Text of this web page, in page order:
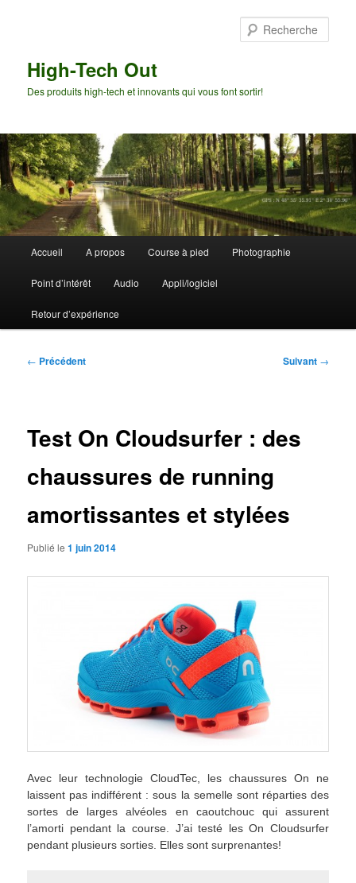
High-Tech Out
Des produits high-tech et innovants qui vous font sortir!
principal
Accueil A propos Course à pied Photographie
Point d’intérêt Audio Appli/logiciel
Retour d’expérience
Navigation
← Précédent Suivant →
Test On Cloudsurfer : des
chaussures de running
amortissantes et stylées
Publié le1 juin 2014
Avec leur technologie CloudTec, les chaussures On ne
laissent pas indifférent : sous la semelle sont réparties des
sortes de larges alvéoles en caoutchouc qui assurent
l’amorti pendant la course. J’ai testé les On Cloudsurfer
pendant plusieurs sorties. Elles sont surprenantes!